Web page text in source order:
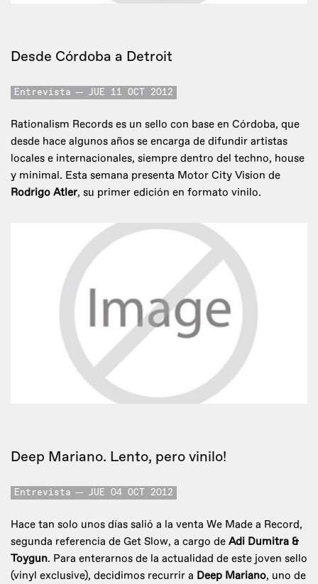
Desde Córdoba a Detroit
Entrevista JUE 11 OCT 2012
Rationalism Records es un sello con base en Córdoba, que
desde hace algunos años se encarga de difundir artistas
locales e internacionales, siempre dentro del techno, house
y minimal. Esta semana presenta Motor City Vision de
Rodrigo Atler, su primer edición en formato vinilo.
Deep Mariano. Lento, pero vinilo!
Entrevista JUE 04 OCT 2012
Hace tan solo unos días salió a la venta We Made a Record,
segunda referencia de Get Slow, a cargo de Adi Dumitra &
Toygun. Para enterarnos de la actualidad de este joven sello
(vinyl exclusive), decidimos recurrir a Deep Mariano, uno de